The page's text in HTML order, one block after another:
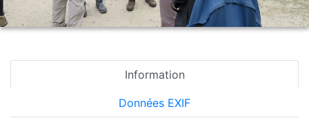
Information
Données EXIF